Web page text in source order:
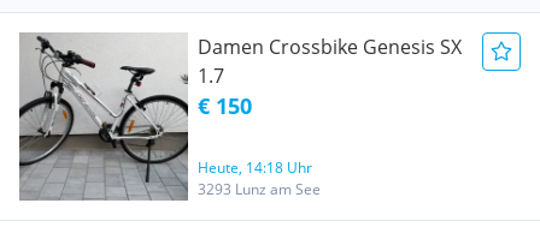
Damen Crossbike Genesis SX
1.7
€ 150
Heute, 14:18 Uhr
3293 Lunz am See